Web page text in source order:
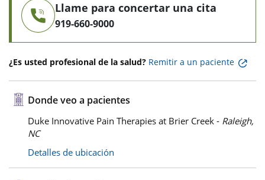
Llame para concertar una cita
919-660-9000
¿Es usted profesional de la salud? Remitir a un paciente
Donde veo a pacientes
Duke Innovative Pain Therapies at Brier Creek - Raleigh,
NC
Detalles de ubicación